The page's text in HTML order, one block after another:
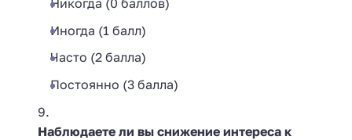
Никогда (0 баллов)
Иногда (1 балл)
Часто (2 балла)
Постоянно (3 балла)
Наблюдаете ли вы снижение интереса к